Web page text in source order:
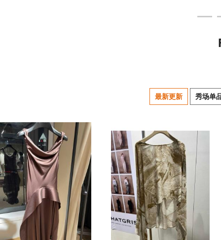
最新更新 秀场单